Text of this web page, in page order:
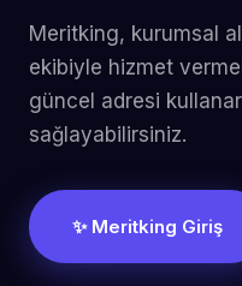
Meritking, kurumsal
ekibiyle hizmet
güncel adresi
sağlayabilirsiniz.
✨ Meritking Giriş